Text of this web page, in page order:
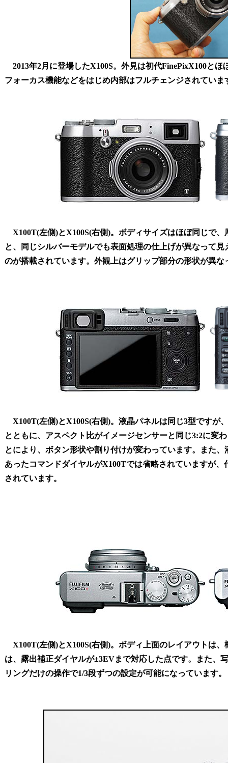
2013年2月に登場したX100S。外見は初代FinePixX100と
フォーカス機能などをはじめ内部はフルチェンジされていま
X100T(左側)とX100S(右側)。ボディサイズはほぼ同じで
と、同じシルバーモデルでも表面処理の仕上げが異なって
のが搭載されています。外観上はグリップ部分の形状が異
X100T(左側)とX100S(右側)。液晶パネルは同じ3型ですが
とともに、アスペクト比がイメージセンサーと同じ3:2に変
とにより、ボタン形状や割り付けが変わっています。また
あったコマンドダイヤルがX100Tでは省略されていますが
されています。
X100T(左側)とX100S(右側)。ボディ上面のレイアウトは
は、露出補正ダイヤルが±3EVまで対応した点です。また、
リングだけの操作で1/3段ずつの設定が可能になっています。